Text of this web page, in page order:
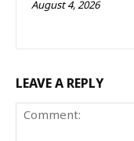
August 4, 2026
LEAVE A REPLY